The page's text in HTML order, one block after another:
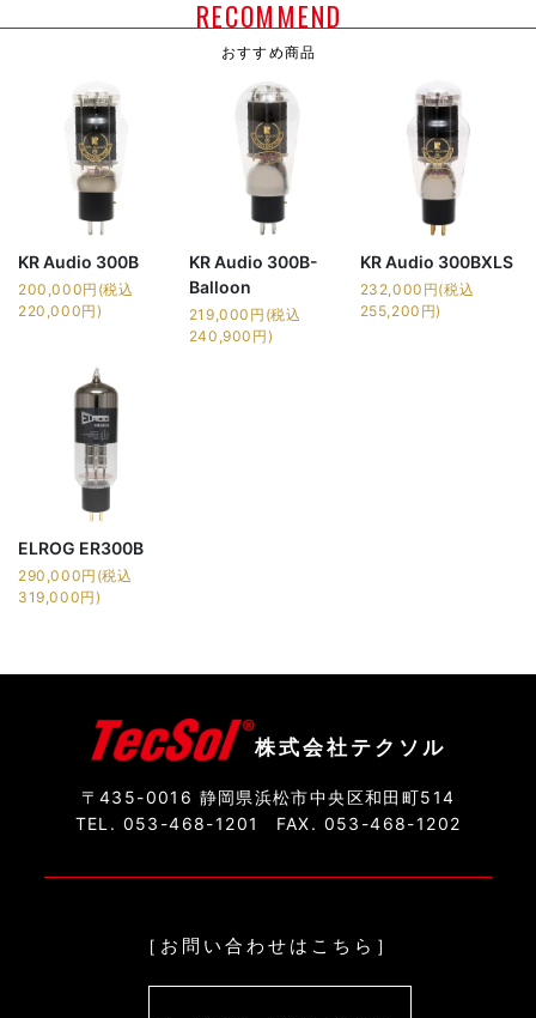
RECOMMEND
おすすめ商品
KR Audio 300B
200,000円(税込
220,000円)
KR Audio 300B-
Balloon
219,000円(税込
240,900円)
KR Audio 300BXLS
232,000円(税込
255,200円)
ELROG ER300B
290,000円(税込
319,000円)
株式会社テクソル
〒435-0016 静岡県浜松市中央区和田町514
TEL. 053-468-1201
FAX. 053-468-1202
［お問い合わせはこちら］